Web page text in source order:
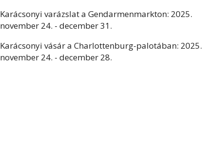
Karácsonyi varázslat a Gendarmenmarkton: 2025.
november 24. - december 31.
Karácsonyi vásár a Charlottenburg-palotában: 2025.
november 24. - december 28.